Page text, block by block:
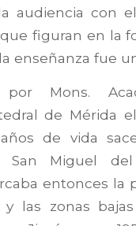
audiencia con
figuran en la
enseñanza fue
por Mons.
de Mérida
de vida
San Miguel
entonces la
y las zonas